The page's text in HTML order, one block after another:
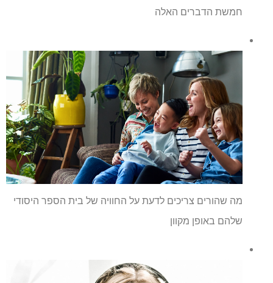
חמשת הדברים האלה
מה שהורים צריכים לדעת על החוויה של בית הספר היסודי
שלהם באופן מקוון